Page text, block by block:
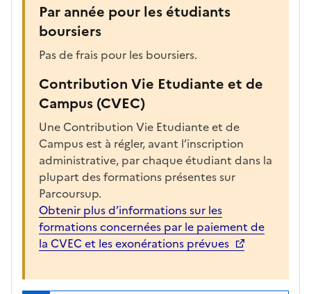
Par année pour les étudiants
boursiers
Pas de frais pour les boursiers.
Contribution Vie Etudiante et de
Campus (CVEC)
Une Contribution Vie Etudiante et de
Campus est à régler, avant l’inscription
administrative, par chaque étudiant dans la
plupart des formations présentes sur
Parcoursup.
Obtenir plus d’informations sur les
formations concernées par le paiement de
la CVEC et les exonérations prévues